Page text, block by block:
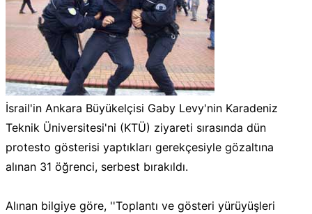
İsrail'in Ankara Büyükelçisi Gaby Levy'nin Karadeniz
Teknik Üniversitesi'ni (KTÜ) ziyareti sırasında dün
protesto gösterisi yaptıkları gerekçesiyle gözaltına
alınan 31 öğrenci, serbest bırakıldı.
Alınan bilgiye göre, ''Toplantı ve gösteri yürüyüşleri